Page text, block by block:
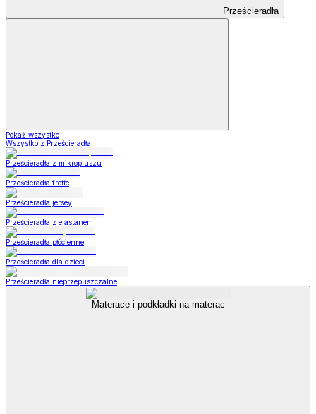
Prześcieradła
Pokaż wszystko
Wszystko z Prześcieradła
Prześcieradła z mikropluszu
Prześcieradła frotte
Prześcieradła jersey
Prześcieradła z elastanem
Prześcieradła płócienne
Prześcieradła dla dzieci
Prześcieradła nieprzepuszczalne
Materace i podkładki na materac